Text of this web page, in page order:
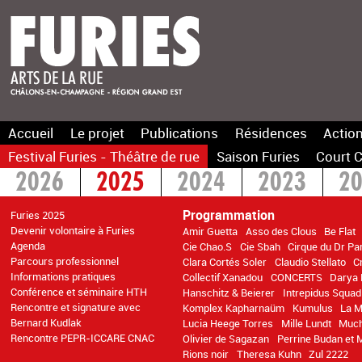
Accueil Le projet Publications Résidences
Festival Furies - Théâtre de rue
Saison Furies Court
2026 2025
Furies 2025
Devenir volontaire à Furies
Agenda
Parcours professionnel
Informations pratiques
Conférence et séminaire HTH
Rencontre et signature avec
Bernard Kudlak
Rencontre PEPR-ICCARE CNAC
Programmation
Amir Guetta Asso des Clous
Be Flat
Cie Chao.S Cie Sbah Cirque du Dr
Clara Cortés Soler Claudio Stellato
Collectif Xanadou CONCERTS Darya
Hanschitz & Beierer
Intrepidus Squad
Komplex Kapharnaüm
Kumulus
La
Lucia Heege Torres
Mille Lundt
Olivier de Sagazan
Perrine Budan et
Rions noir Theresa Kuhn Zul 2222
2024 2023
2016
>2014